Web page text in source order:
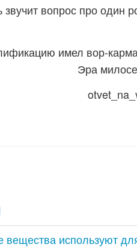
вопрос про один
имел вор-
Эра
используют